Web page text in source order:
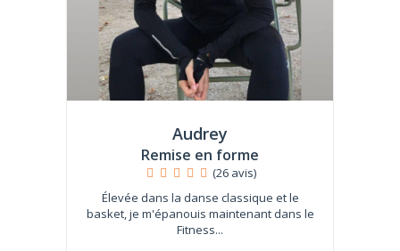
Audrey
Remise en forme
(26 avis)
Élevée dans la danse classique et le
basket, je m'épanouis maintenant dans le
Fitness...